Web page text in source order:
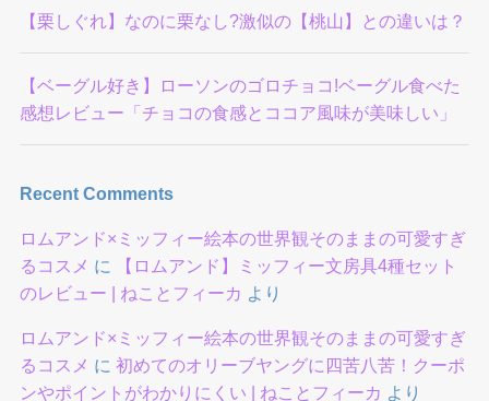
【栗しぐれ】なのに栗なし?激似の【桃山】との違いは？
【ベーグル好き】ローソンのゴロチョコ!ベーグル食べた
感想レビュー「チョコの食感とココア風味が美味しい」
Recent Comments
ロムアンド×ミッフィー絵本の世界観そのままの可愛すぎ
るコスメ に
【ロムアンド】ミッフィー文房具4種セット
のレビュー | ねことフィーカ より
ロムアンド×ミッフィー絵本の世界観そのままの可愛すぎ
るコスメ に 初めてのオリーブヤングに四苦八苦！クーポ
ンやポイントがわかりにくい | ねことフィーカ より